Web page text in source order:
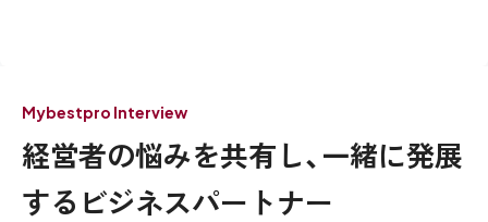
Mybestpro Interview
経営者の悩みを共有し、一緒に発展
するビジネスパートナー